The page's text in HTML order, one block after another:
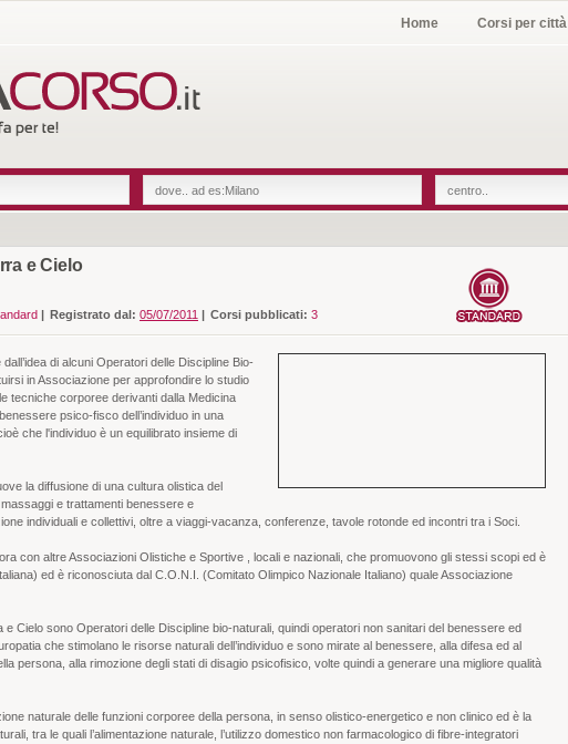
Home Corsi per città
e Cielo
| Registrato dal: 05/07/2011 | Corsi pubblicati: 3
di alcuni Operatori delle Discipline Bio-
in Associazione per approfondire lo studio
tecniche corporee derivanti dalla Medicina
psico-fisco dell’individuo in una
che l'individuo è un equilibrato insieme di
la diffusione di una cultura olistica del
e trattamenti benessere e
individuali e collettivi, oltre a viaggi-vacanza, conferenze, tavole rotonde ed incontri tra i Soci.
con altre Associazioni Olistiche e Sportive , locali e nazionali, che promuovono gli stessi scopi ed è
ed è riconosciuta dal C.O.N.I. (Comitato Olimpico Nazionale Italiano) quale Associazione
e Cielo sono Operatori delle Discipline bio-naturali, quindi operatori non sanitari del benessere ed
che stimolano le risorse naturali dell’individuo e sono mirate al benessere, alla difesa ed al
persona, alla rimozione degli stati di disagio psicofisico, volte quindi a generare una migliore qualità
naturale delle funzioni corporee della persona, in senso olistico-energetico e non clinico ed è la
tra le quali l’alimentazione naturale, l’utilizzo domestico non farmacologico di fibre-integratori